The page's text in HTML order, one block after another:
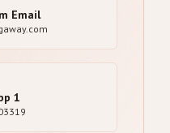
Email
1